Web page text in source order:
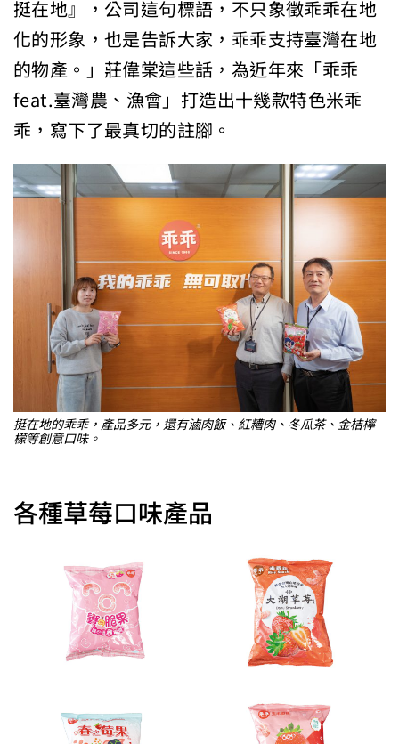
化的形象，也是告訴大家，乖乖支持臺灣在地
的物產。」莊偉棠這些話，為近年來「乖乖
feat.臺灣農、漁會」打造出十幾款特色米乖
乖，寫下了最真切的註腳。
挺在地的乖乖，產品多元，還有滷肉飯、紅糟肉、冬瓜茶、金桔檸
檬等創意口味。
各種草莓口味產品